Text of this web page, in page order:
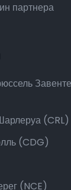
партнера
(CRL)
(CDG)
(NCE)